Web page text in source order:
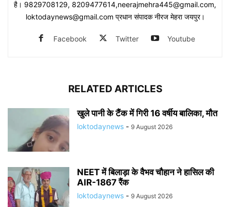
है। 9829708129, 8209477614,neerajmehra445@gmail.com,
loktodaynews@gmail.com प्रधान संपादक नीरज मेहरा जयपुर।
Facebook Twitter Youtube
RELATED ARTICLES
खुले पानी के टैंक में गिरी 16 वर्षीय बालिका, मौत
loktodaynews - 9 August 2026
NEET में बिलाड़ा के वैभव चौहान ने हासिल की
AIR-1867 रैंक
loktodaynews - 9 August 2026